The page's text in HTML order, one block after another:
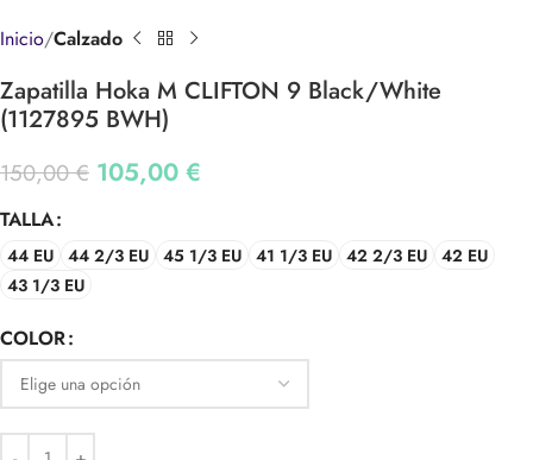
Inicio Calzado
Zapatilla Hoka M CLIFTON 9 Black/White
(1127895 BWH)
150,00€ 105,00 €
TALLA
44 EU 44 2/3 EU 45 1/3 EU 41 1/3 EU 42 2/3 EU 42 EU
43 1/3 EU
COLOR